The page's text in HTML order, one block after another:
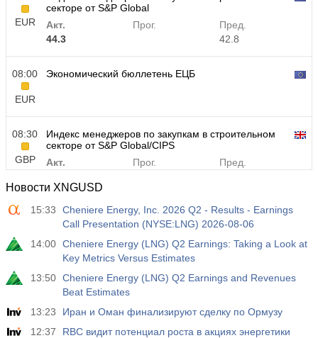
EUR
секторе от S&P Global
Акт.
44.3
Прог.
Пред.
42.8
08:00
EUR
Экономический бюллетень ЕЦБ
08:30
GBP
Индекс менеджеров по закупкам в строительном
секторе от S&P Global/CIPS
Акт.
Прог.
Пред.
12:30
USD
Уровень производительности в
несельскохозяйственном секторе кв/кв
Акт.
1.4%
Прог.
1.4%
Пред.
USD
Стоимость единицы выпущенной продукции кв/кв
Акт.
1.3%
Новости XNGUSD
15:33
Cheniere Energy, Inc. 2026 Q2 - Results - Earnings
Call Presentation (NYSE:LNG) 2026-08-06
14:00 Cheniere Energy (LNG) Q2 Earnings: Taking a Look at
Key Metrics Versus Estimates
13:50 Cheniere Energy (LNG) Q2 Earnings and Revenues
Beat Estimates
13:23
Иран и Оман финализируют сделку по Ормузу
12:37
RBC видит потенциал роста в акциях энергетики